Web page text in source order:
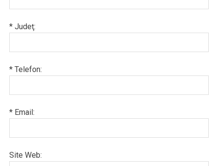
* Judeţ:
* Telefon:
* Email:
Site Web: